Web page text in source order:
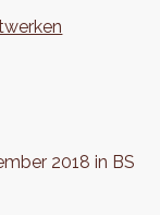
2018 in BS